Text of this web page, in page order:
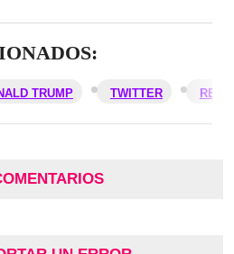
TRUMP TWITTER